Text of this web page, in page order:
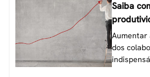
Saiba
Aumentar
dos